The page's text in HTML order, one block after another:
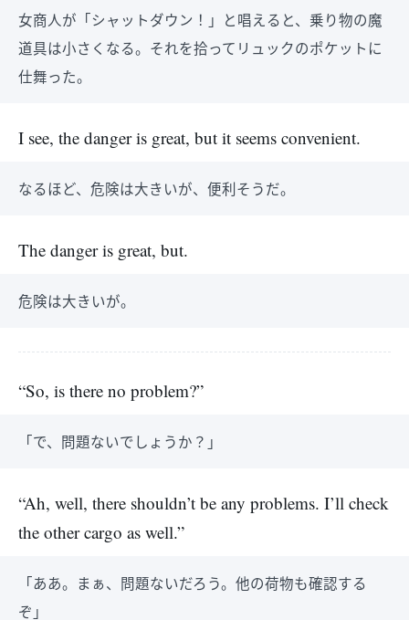
女商人が「シャットダウン！」と唱えると、乗り物の魔
道具は小さくなる。それを拾ってリュックのポケットに
仕舞った。
I see, the danger is great, but it seems convenient.
なるほど、危険は大きいが、便利そうだ。
The danger is great, but.
危険は大きいが。
“So, is there no problem?”
「で、問題ないでしょうか？」
“Ah, well, there shouldn’t be any problems. I’ll check
the other cargo as well.”
「ああ。まぁ、問題ないだろう。他の荷物も確認する
ぞ」